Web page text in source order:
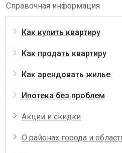
Справочная информация
Как купить квартиру
Как продать квартиру
Как арендовать жилье
Ипотека без проблем
Акции и скидки
О районах города и